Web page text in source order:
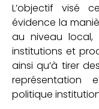
L’objectif visé
évidence la
au niveau local,
institutions et
ainsi qu’à tirer
politique